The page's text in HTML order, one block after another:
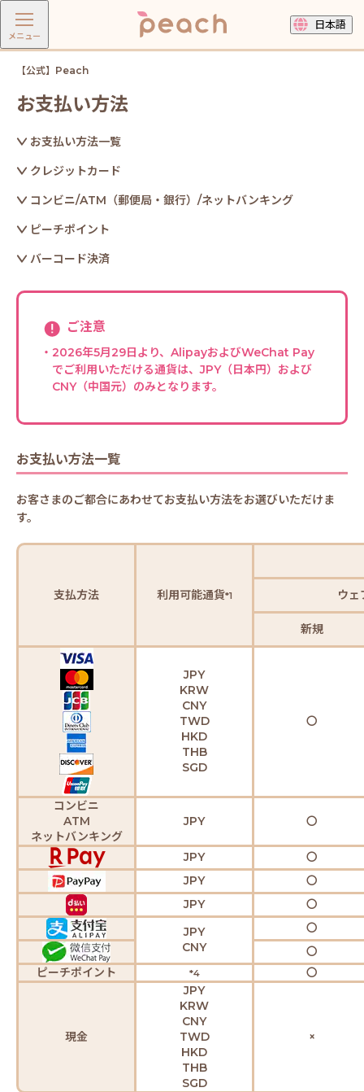
メニュー
日本語
【公式】Peach
お支払い方法
お支払い方法一覧
クレジットカード
コンビニ/ATM（郵便局・銀行） /ネットバンキング
ピーチポイント
バーコード決済
ご注意
・2026年5月29日より、AlipayおよびWeChat Pay
でご利用いただける通貨は、JPY（日本円）および
CNY（中国元）のみとなります。
お支払い方法一覧
お客さまのご都合にあわせてお支払い方法をお選びいただけま
す。
支払方法 利用可能通貨*1 ウェ
新規
JPY
KRW
CNY
TWD
HKD
THB
SGD
〇
コンビニ
ATM
ネットバンキング
JPY 〇
JPY
〇
JPY
〇
JPY
〇
JPY
CNY
〇
〇
ピーチポイント
*4 〇
現金
JPY
KRW
CNY
TWD
HKD
THB
SGD
×